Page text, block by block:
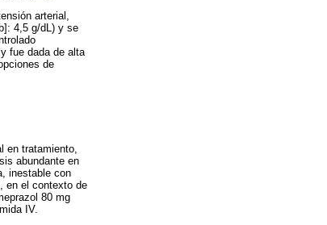
arterial,
4,5 g/dL) y se
fue dada de alta
de
en tratamiento,
abundante en
inestable con
en el contexto de
80 mg
IV.